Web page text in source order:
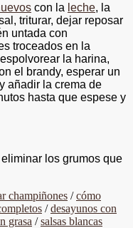
con la leche, la
triturar, dejar reposar
untada con
troceados en la
la harina,
el brandy, esperar un
añadir la crema de
hasta que espese y
los grumos que
champiñones /cómo
/desayunos con
grasa /salsas blancas